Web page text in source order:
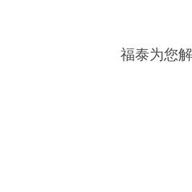
福泰为您